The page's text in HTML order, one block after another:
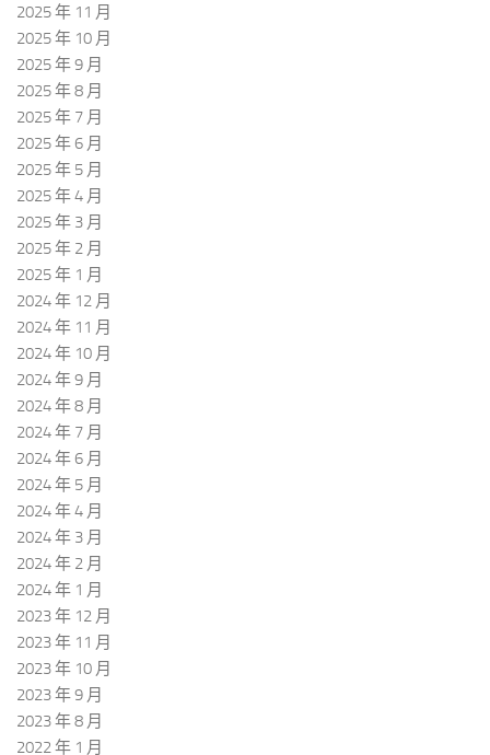
2025 年 11 月
2025 年 10 月
2025 年 9 月
2025 年 8 月
2025 年 7 月
2025 年 6 月
2025 年 5 月
2025 年 4 月
2025 年 3 月
2025 年 2 月
2025 年 1 月
2024 年 12 月
2024 年 11 月
2024 年 10 月
2024 年 9 月
2024 年 8 月
2024 年 7 月
2024 年 6 月
2024 年 5 月
2024 年 4 月
2024 年 3 月
2024 年 2 月
2024 年 1 月
2023 年 12 月
2023 年 11 月
2023 年 10 月
2023 年 9 月
2023 年 8 月
2022 年 1 月